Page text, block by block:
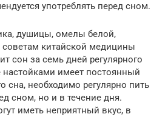
употреблять перед сном.
душицы, омелы белой,
китайской медицины
сон за семь дней регулярного
имеет постоянный
сна, необходимо регулярно пить
сном, но и в течение дня.
иметь неприятный вкус, в